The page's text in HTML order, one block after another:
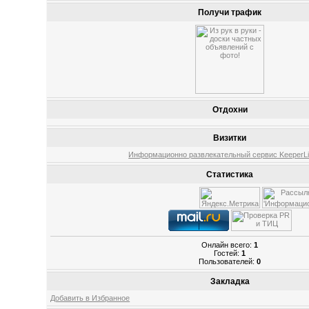
Получи трафик
Отдохни
Визитки
Информационно развлекательный сервис
Статистика
Онлайн всего:1
Гостей:1
Пользователей:0
Закладка
Добавить в Избранное